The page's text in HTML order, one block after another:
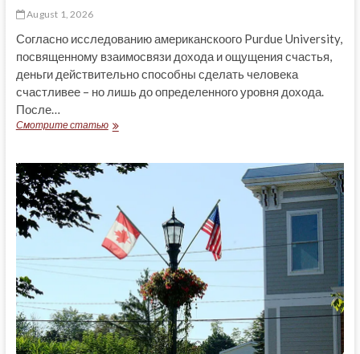
August 1, 2026
Согласно исследованию американскоого Purdue University,
посвященному взаимосвязи дохода и ощущения счастья,
деньги действительно способны сделать человека
счастливее – но лишь до определенного уровня дохода.
После…
Смотрите статьюЦЕНА